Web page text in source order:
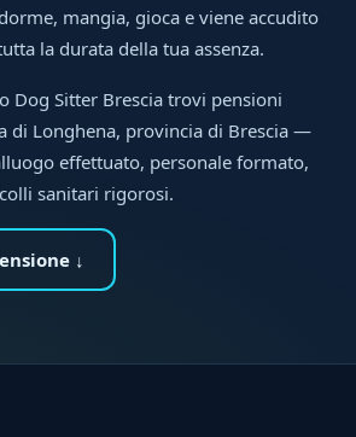
mangia, gioca e viene accudito
la durata della tua assenza.
Dog Sitter Brescia trovi pensioni
di Longhena, provincia di Brescia —
effettuato, personale formato,
sanitari rigorosi.
↓